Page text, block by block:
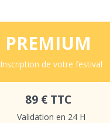
PREMIUM
Inscription de votre festival
89 € TTC
Validation en 24 H